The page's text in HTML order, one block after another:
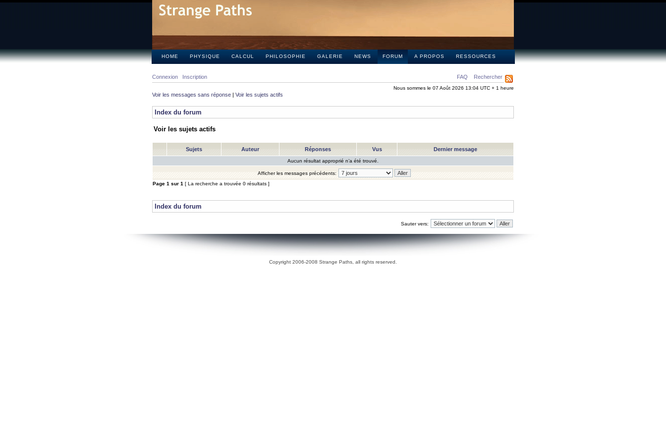
HOME PHYSIQUE CALCUL PHILOSOPHIE GALERIE NEWS FORUM A PROPOS RESSOURCES
FAQ Rechercher
Connexion Inscription
Nous sommes le 07 Août 2026 13:04 UTC + 1 heure
Voir les messages sans réponse | Voir les sujets actifs
Index du forum
Voir les sujets actifs
Sujets Auteur Réponses Vus Dernier message
Aucun résultat approprié n’a été trouvé.
Afficher les messages précédents:
Page 1 sur 1 [ La recherche a trouvée 0 résultats ]
Index du forum
Sauter vers:
Copyright 2006-2008 Strange Paths, all rights reserved.